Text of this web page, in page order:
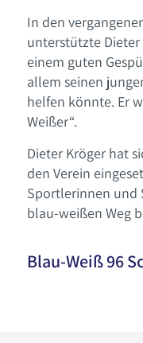
In den
unterstützte
einem guten
allem seinen
helfen könnte. Er
Weißer“.
Dieter Kröger hat
den Verein
Sportlerinnen und
blau-weißen Weg
Blau-Weiß 96